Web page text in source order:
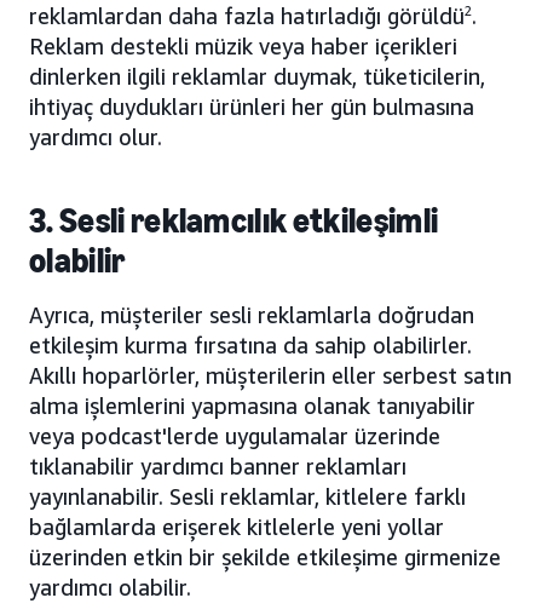
reklamlardan daha fazla hatırladığı görüldü2.
Reklam destekli müzik veya haber içerikleri
dinlerken ilgili reklamlar duymak, tüketicilerin,
ihtiyaç duydukları ürünleri her gün bulmasına
yardımcı olur.
3. Sesli reklamcılık etkileşimli
olabilir
Ayrıca, müşteriler sesli reklamlarla doğrudan
etkileşim kurma fırsatına da sahip olabilirler.
Akıllı hoparlörler, müşterilerin eller serbest satın
alma işlemlerini yapmasına olanak tanıyabilir
veya podcast'lerde uygulamalar üzerinde
tıklanabilir yardımcı banner reklamları
yayınlanabilir. Sesli reklamlar, kitlelere farklı
bağlamlarda erişerek kitlelerle yeni yollar
üzerinden etkin bir şekilde etkileşime girmenize
yardımcı olabilir.